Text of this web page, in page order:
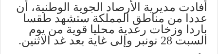
أفادت مديرية الأرصاد الجوية الوطنية، أن
عددا من مناطق المملكة ستشهد طقسا
باردا وزخات رعدية محليا قوية من يوم
السبت 28 نونبر وإلى غاية بعد غد الاثنين.